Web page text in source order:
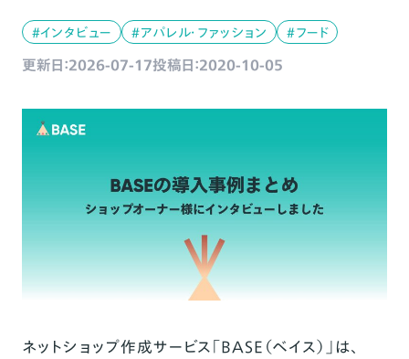
#インタビュー #アパレル・ファッション #フード
更新日：2026-07-17投稿日：2020-10-05
ネットショップ作成サービス「BASE （ベイス）」は、